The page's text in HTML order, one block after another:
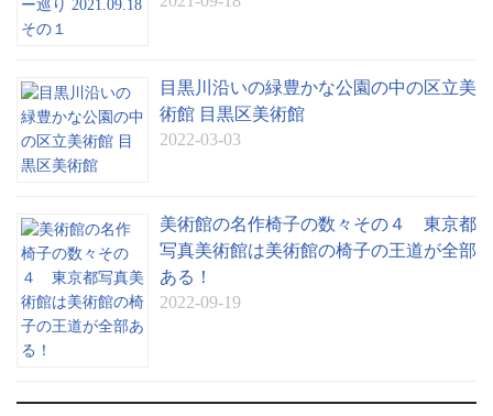
目黒川沿いの緑豊かな公園の中の区立美
術館 目黒区美術館
2022-03-03
美術館の名作椅子の数々その４ 東京都
写真美術館は美術館の椅子の王道が全部
ある！
2022-09-19